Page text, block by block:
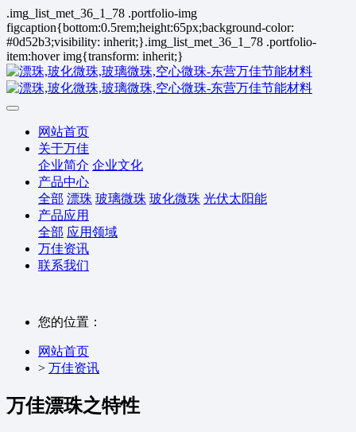
.img_list_met_36_1_78 .portfolio-img
figcaption{bottom:0.5rem;height:65px;background-color:
#0d52b3;visibility: inherit;}.img_list_met_36_1_78 .portfolio-
item:hover img{transform: inherit;}
网站首页
关于万佳
企业简介 企业文化
产品中心
全部 漂珠 玻璃微珠 玻化微珠 光伏太阳能
产品应用
全部 应用领域
万佳资讯
联系我们
您的位置：
网站首页
> 万佳资讯
万佳漂珠之特性